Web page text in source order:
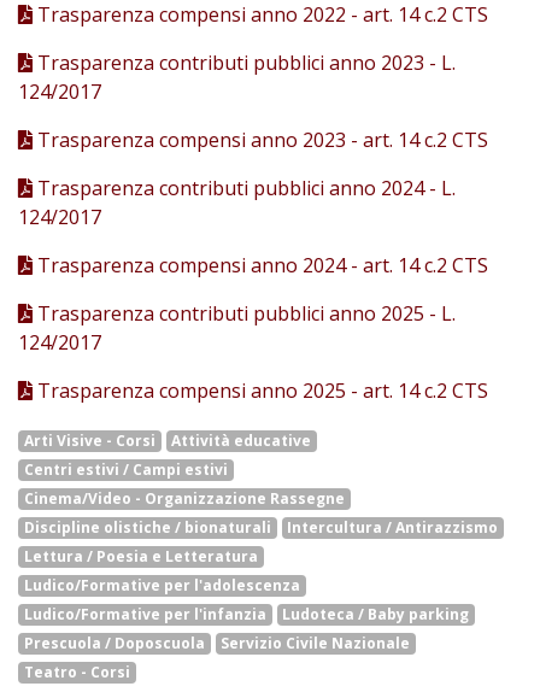
Trasparenza compensi anno 2022 - art. 14 c.2 CTS
Trasparenza contributi pubblici anno 2023 - L.
124/2017
Trasparenza compensi anno 2023 - art. 14 c.2 CTS
Trasparenza contributi pubblici anno 2024 - L.
124/2017
Trasparenza compensi anno 2024 - art. 14 c.2 CTS
Trasparenza contributi pubblici anno 2025 - L.
124/2017
Trasparenza compensi anno 2025 - art. 14 c.2 CTS
Arti Visive - Corsi
Attività educative
Centri estivi / Campi estivi
Cinema/Video - Organizzazione Rassegne
Discipline olistiche / bionaturali
Intercultura / Antirazzismo
Lettura / Poesia e Letteratura
Ludico/Formative per l'adolescenza
Ludico/Formative per l'infanzia
Ludoteca / Baby parking
Prescuola / Doposcuola
Servizio Civile Nazionale
Teatro - Corsi